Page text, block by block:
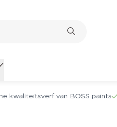
kwaliteitsverf van BOSS paints